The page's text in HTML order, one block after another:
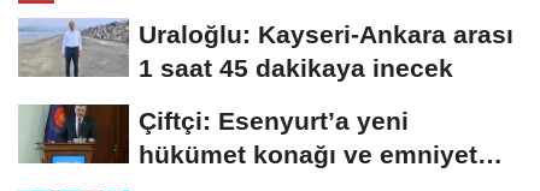
Uraloğlu: Kayseri-Ankara arası
1 saat 45 dakikaya inecek
Çiftçi: Esenyurt’a yeni
hükümet konağı ve emniyet